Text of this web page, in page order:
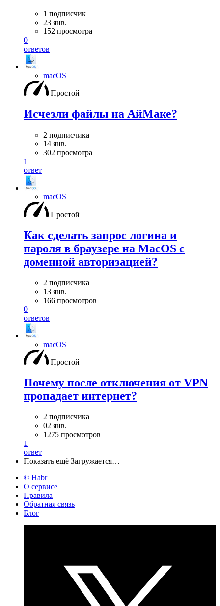
1 подписчик
23 янв.
152 просмотра
0
ответов
macOS
Простой
Исчезли файлы на АйМаке?
2 подписчика
14 янв.
302 просмотра
1
ответ
macOS
Простой
Как сделать запрос логина и
пароля в браузере на MacOS с
доменной авторизацией?
2 подписчика
13 янв.
166 просмотров
0
ответов
macOS
Простой
Почему после отключения от VPN
пропадает интернет?
2 подписчика
02 янв.
1275 просмотров
1
ответ
Показать ещё Загружается…
© Habr
О сервисе
Правила
Обратная связь
Блог